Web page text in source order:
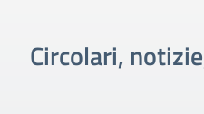
Circolari,